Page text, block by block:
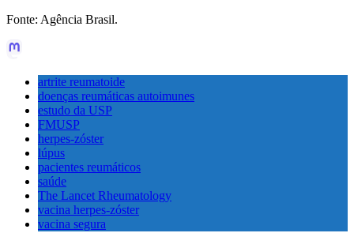
Fonte: Agência Brasil.
artrite reumatoide
doenças reumáticas autoimunes
estudo da USP
FMUSP
herpes-zóster
lúpus
pacientes reumáticos
saúde
The Lancet Rheumatology
vacina herpes-zóster
vacina segura